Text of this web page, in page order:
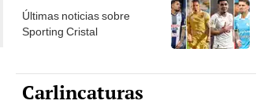
Últimas noticias sobre
Sporting Cristal
Carlincaturas